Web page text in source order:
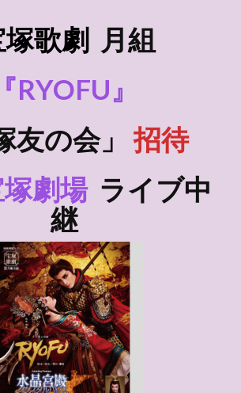
歌劇
月組
『RYOFU』
友の会」
招待
劇場 ライブ中
継